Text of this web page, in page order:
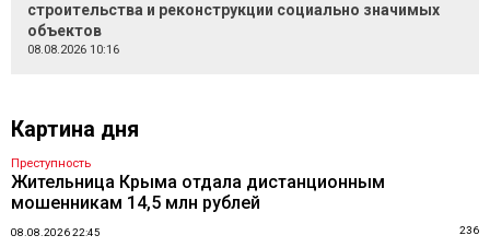
строительства и реконструкции социально значимых
объектов
08.08.2026 10:16
Картина дня
Преступность
Жительница Крыма отдала дистанционным
мошенникам 14,5 млн рублей
08.08.2026 22:45 236